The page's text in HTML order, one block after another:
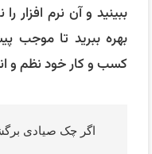
ببینید و آن نرم
بهره ببرید تا موجب
کسب و کار خود نظم و
اگر چک صیادی